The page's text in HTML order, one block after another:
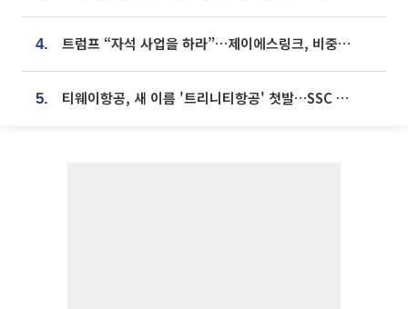
4. 트럼프 “자석 사업을 하라”…제이에스링크, 비중국 영구자석 공급망 구축 속도
5. 티웨이항공, 새 이름 '트리니티항공' 첫발…SSC 전략 본격화